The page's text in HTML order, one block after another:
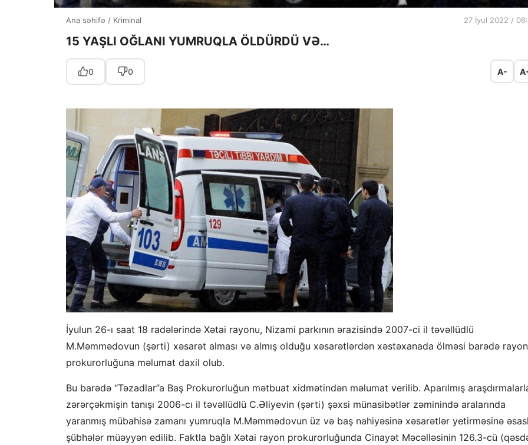
Ana səhifə / Kriminal 27 İyul 2022 /
15 YAŞLI OĞLANI YUMRUQLA ÖLDÜRDÜ VƏ…
0 0 A-
İyulun 26-ı saat 18 radələrində Xətai rayonu, Nizami parkının ərazisində 2007-ci il təvəllüdlü
M.Məmmədovun (şərti) xəsarət alması və almış olduğu xəsarətlərdən xəstəxanada ölməsi barədə rayon
prokurorluğuna məlumat daxil olub.
Bu barədə “Təzadlar”a Baş Prokurorluğun mətbuat xidmətindən məlumat verilib. Aparılmış
zərərçəkmişin tanışı 2006-cı il təvəllüdlü C.Əliyevin (şərti) şəxsi münasibətlər zəminində aralarında
yaranmış mübahisə zamanı yumruqla M.Məmmədovun üz və baş nahiyəsinə xəsarətlər yetirməsinə
şübhələr müəyyən edilib. Faktla bağlı Xətai rayon prokurorluğunda Cinayət Məcəlləsinin 126.3-cü